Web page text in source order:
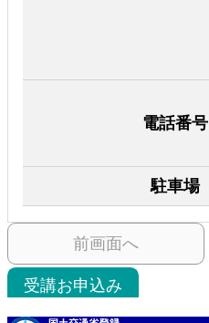
電話番号
駐車場
前画面へ
受講お申込み